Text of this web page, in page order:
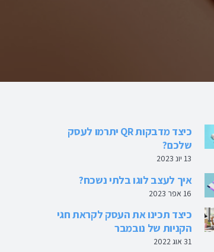
כיצד מדבקות QR יתרמו לעסק
שלכם?
13 יונ 2023
איך לעצב לוגו בלתי נשכח?
16 אפר 2023
כיצד תכינו את העסק לקראת חגי
הקניות של נובמבר
31 אוג 2022